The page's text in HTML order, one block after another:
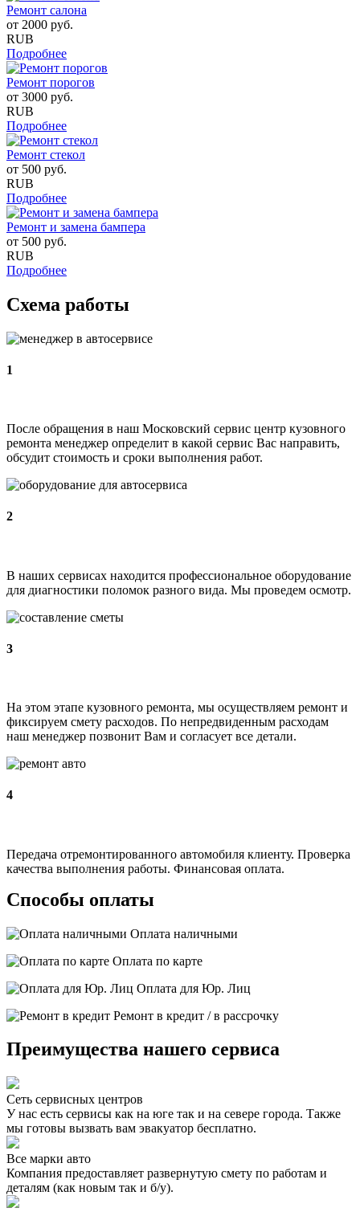
Ремонт салона
от 2000 руб.
RUB
Подробнее
Ремонт порогов
от 3000 руб.
RUB
Подробнее
Ремонт стекол
от 500 руб.
RUB
Подробнее
Ремонт и замена бампера
от 500 руб.
RUB
Подробнее
Схема работы
1
После обращения в наш Московский сервис центр кузовного
ремонта менеджер определит в какой сервис Вас направить,
обсудит стоимость и сроки выполнения работ.
2
В наших сервисах находится профессиональное оборудование
для диагностики поломок разного вида. Мы проведем осмотр.
3
На этом этапе кузовного ремонта, мы осуществляем ремонт и
фиксируем смету расходов. По непредвиденным расходам
наш менеджер позвонит Вам и согласует все детали.
4
Передача отремонтированного автомобиля клиенту. Проверка
качества выполнения работы. Финансовая оплата.
Способы оплаты
Оплата наличными
Оплата по карте
Оплата для Юр. Лиц
Ремонт в кредит / в рассрочку
Преимущества нашего сервиса
Сеть сервисных центров
У нас есть сервисы как на юге так и на севере города. Также
мы готовы вызвать вам эвакуатор бесплатно.
Все марки авто
Компания предоставляет развернутую смету по работам и
деталям (как новым так и б/у).